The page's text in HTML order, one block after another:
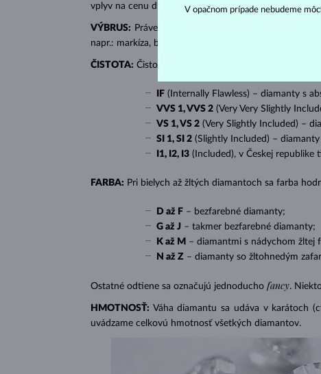
vplyv na cenu diamantu.
VÝBRUS: Práve správny výbrus dodáva diamantu
napr.: markíza, bageta, srdiečko, slza, ovál či
ČISTOTA: Čistotu určuje množstvo, veľkosť a
IF (Internally Flawless) – diamanty s
VVS 1, VVS 2 (Very Very Slightly
VS 1, VS 2 (Very Slightly Included) –
SI 1, SI 2 (Slightly Included) –
I1, I2, I3 (Included), v Českej republike
FARBA: Pri bielych až žltých diamantoch sa farba
D až F – bezfarebné diamanty;
G až J – takmer bezfarebné diamanty;
K až M – diamantmi s nádychom žltej
N až Z – diamanty so žltohnedým
Ostatné odtiene sa označujú jednoducho fancy.
HMOTNOSŤ: Váha diamantu sa udáva v karátoch
uvádzame celkovú hmotnosť všetkých diamantov.
V opačnom prípade nebudeme